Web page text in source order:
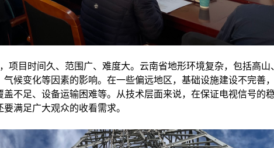
项目时间久、范围广、难度大。云南省地形环境复杂，包括高山
候变化等因素的影响。在一些偏远地区，基础设施建设不完善
不足、设备运输困难等。从技术层面来说，在保证电视信号的
满足广大观众的收看需求。